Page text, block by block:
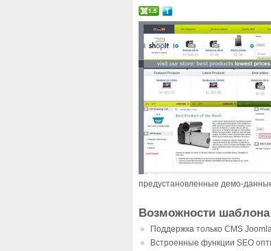
предустановленные демо-
Возможности
Поддержка только CMS
Встроенные функции SEO